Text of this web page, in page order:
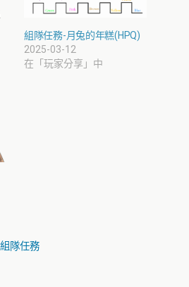
組隊任務-月兔的年糕(HPQ)
2025-03-12
在「玩家分享」中
組隊任務